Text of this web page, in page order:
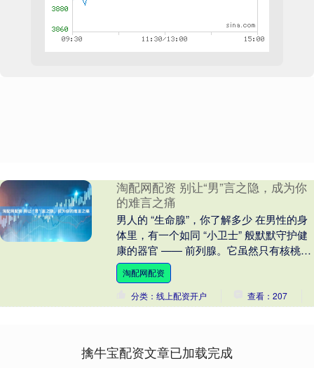
淘配网配资 别让“男”言之隐，成为你
的难言之痛
男人的 “生命腺”，你了解多少 在男性的身
体里，有一个如同 “小卫士” 般默默守护健
康的器官 —— 前列腺。它虽然只有核桃般
大小，却在男性生理健康中扮演着至关
重....
淘配网配资
分类：线上配资开户
查看：207
擒牛宝配资文章已加载完成